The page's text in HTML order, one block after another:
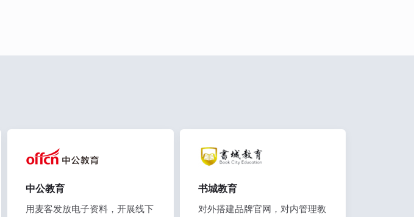
中公教育
用麦客发放电子资料，开展线下
书城教育
对外搭建品牌官网，对内管理教